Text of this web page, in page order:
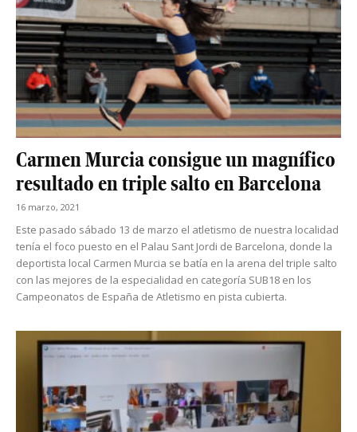
Carmen Murcia consigue un magnífico
resultado en triple salto en Barcelona
16 marzo, 2021
Este pasado sábado 13 de marzo el atletismo de nuestra localidad
tenía el foco puesto en el Palau Sant Jordi de Barcelona, donde la
deportista local Carmen Murcia se batía en la arena del triple salto
con las mejores de la especialidad en categoría SUB18 en los
Campeonatos de España de Atletismo en pista cubierta.